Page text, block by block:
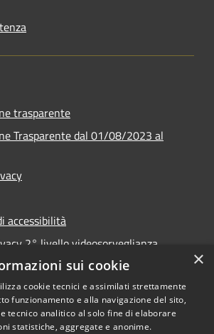
trasparente
Trasparente dal 01/08/2023 al
accessibilità
2° livello videosorveglianza
Copyright © 2026 • Comune di
×
sui cookie
cookie tecnici e assimilati strettamente
funzionamento e alla navigazione del sito,
tecnico analitico al solo fine di elaborare
statistiche, aggregate e anonime.